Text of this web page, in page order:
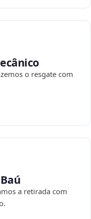
o resgate com
a retirada com